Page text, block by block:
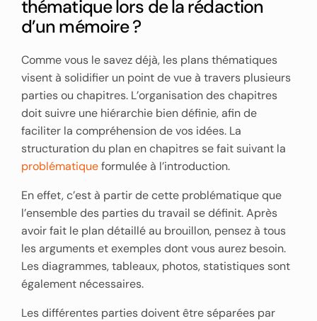
thématique lors de la rédaction
d’un mémoire ?
Comme vous le savez déjà, les plans thématiques
visent à solidifier un point de vue à travers plusieurs
parties ou chapitres. L’organisation des chapitres
doit suivre une hiérarchie bien définie, afin de
faciliter la compréhension de vos idées. La
structuration du plan en chapitres se fait suivant la
problématiqueformulée à l’introduction.
En effet, c’est à partir de cette problématique que
l’ensemble des parties du travail se définit. Après
avoir fait le plan détaillé au brouillon, pensez à tous
les arguments et exemples dont vous aurez besoin.
Les diagrammes, tableaux, photos, statistiques sont
également nécessaires.
Les différentes parties doivent être séparées par